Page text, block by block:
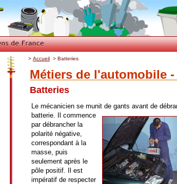
> Accueil > Batteries
Métiers de l'automobile
Batteries
Le mécanicien se munit de gants avant de
batterie. Il commence
par débrancher la
polarité négative,
correspondant à la
masse, puis
seulement après le
pôle positif. Il est
impératif de respecter